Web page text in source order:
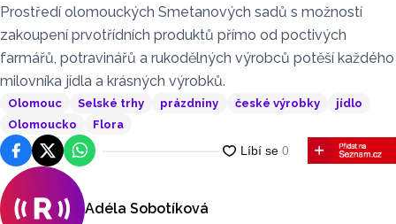
Prostředí olomouckých Smetanových sadů s možností
zakoupení prvotřídních produktů přímo od poctivých
farmářů, potravinářů a rukodělných výrobců potěší každého
milovníka jídla a krásných výrobků.
Olomouc Selské trhy prázdniny české výrobky
jídlo
Olomoucko
Flora
FacebookPlatforma X
WhatsApp
Adéla Sobotíková